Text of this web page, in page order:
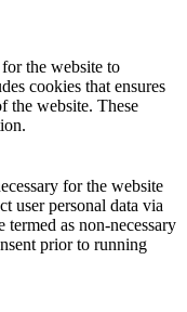
the website to
cookies that ensures
the website. These
for the website
user personal data via
termed as non-necessary
prior to running